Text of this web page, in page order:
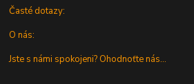
Časté dotazy:
O nás:
Jste s námi spokojeni? Ohodnoťte nás...